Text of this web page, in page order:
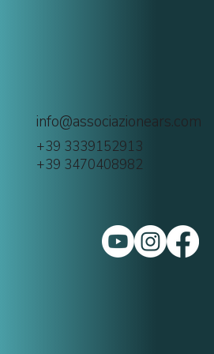
info@associazionears.com
+39 3339152913
+39 3470408982